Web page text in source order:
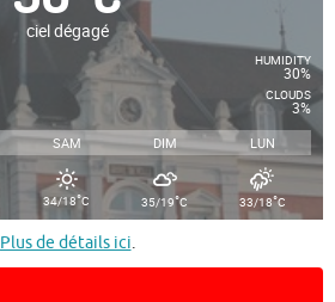
ciel dégagé
HUMIDITY
30%
CLOUDS
3%
SAM DIM LUN
34/18°C 35/19°C 33/18°C
Plus de détails ici.